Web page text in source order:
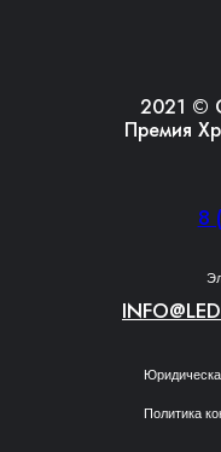
8
2021 ©
Премия
Политика